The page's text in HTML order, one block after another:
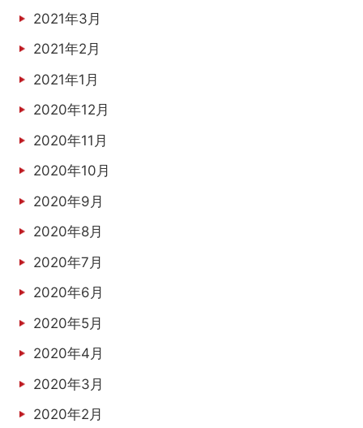
2021年3月
2021年2月
2021年1月
2020年12月
2020年11月
2020年10月
2020年9月
2020年8月
2020年7月
2020年6月
2020年5月
2020年4月
2020年3月
2020年2月